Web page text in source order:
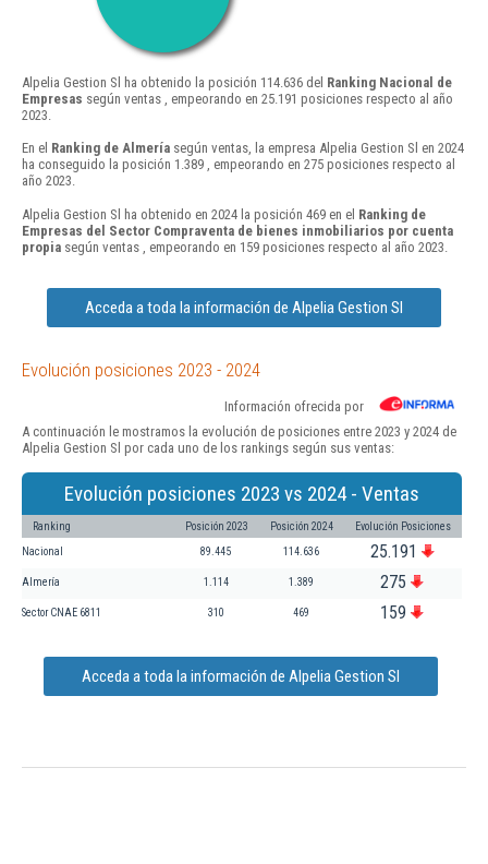
Alpelia Gestion Sl ha obtenido la posición 114.636 del Ranking Nacional de
Empresas según ventas , empeorando en 25.191 posiciones respecto al año
2023.
En el Ranking de Almería según ventas, la empresa Alpelia Gestion Sl en 2024
ha conseguido la posición 1.389 , empeorando en 275 posiciones respecto al
año 2023.
Alpelia Gestion Sl ha obtenido en 2024 la posición 469 en el Ranking de
Empresas del Sector Compraventa de bienes inmobiliarios por cuenta
propia según ventas , empeorando en 159 posiciones respecto al año 2023.
Acceda a toda la información de Alpelia Gestion Sl
Evolución posiciones 2023 - 2024
Información ofrecida por
A continuación le mostramos la evolución de posiciones entre 2023 y 2024 de
Alpelia Gestion Sl por cada uno de los rankings según sus ventas:
Evolución posiciones 2023 vs 2024 - Ventas
Ranking Posición 2023 Posición 2024 Evolución Posiciones
Nacional 89.445 114.636 25.191
Almería 1.114 1.389 275
Sector CNAE 6811 310 469 159
Acceda a toda la información de Alpelia Gestion Sl